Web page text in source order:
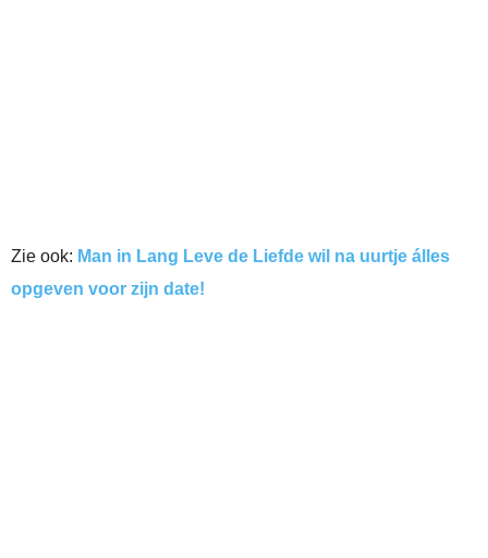
Zie ook: Man in Lang Leve de Liefde wil na uurtje álles
opgeven voor zijn date!